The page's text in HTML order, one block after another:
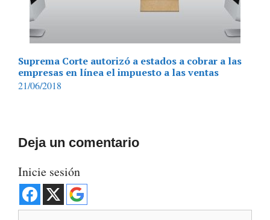
Suprema Corte autorizó a estados a cobrar a las
empresas en línea el impuesto a las ventas
21/06/2018
Deja un comentario
Inicie sesión